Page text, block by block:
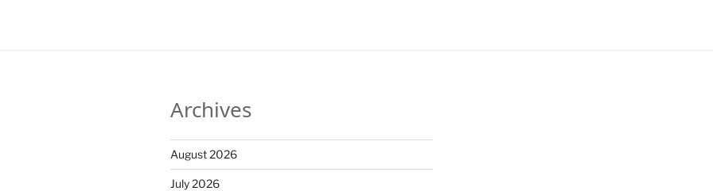
Archives
August 2026
July 2026